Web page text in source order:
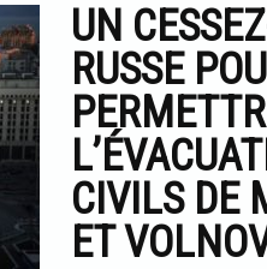
UN
RUSSE
CIVILS DE
ET